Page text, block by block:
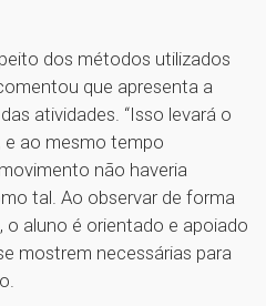
dos métodos utilizados
que apresenta a
atividades. “Isso levará o
e ao mesmo tempo
não haveria
tal. Ao observar de forma
o aluno é orientado e apoiado
mostrem necessárias para